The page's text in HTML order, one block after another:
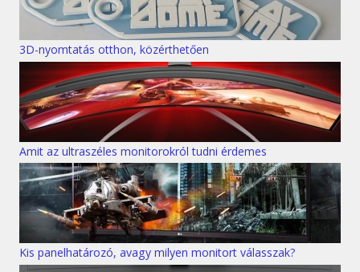
3D-nyomtatás otthon, közérthetően
Amit az ultraszéles monitorokról tudni érdemes
Kis panelhatározó, avagy milyen monitort válasszak?